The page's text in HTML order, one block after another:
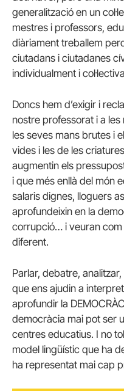
generalització en un
mestres i professors,
diàriament treballem
ciutadans i ciutadanes
individualment i
Doncs hem d’exigir i
nostre professorat i a
les seves mans brutes i
vides i les de les
augmentin els
i que més enllà del món
salaris dignes, lloguers
aprofundeixin en la
corrupció… i veuran com
diferent.
Parlar, debatre,
que ens ajudin a
aprofundir la
democràcia mai pot ser
centres educatius. I no
model lingüístic que ha
ha representat mai cap